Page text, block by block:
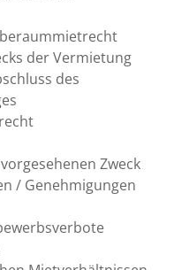
der Vermietung
des
Zweck
/ Genehmigungen